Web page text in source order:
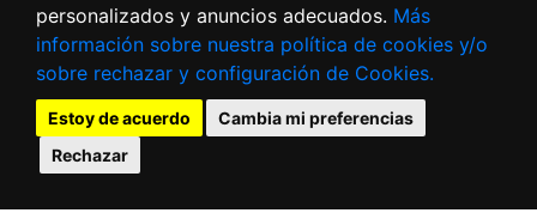
personalizados y anuncios adecuados. Más
información sobre nuestra política de cookies y/o
sobre rechazar y configuración de Cookies.
Estoy de acuerdo
Cambia mi preferencias
Rechazar